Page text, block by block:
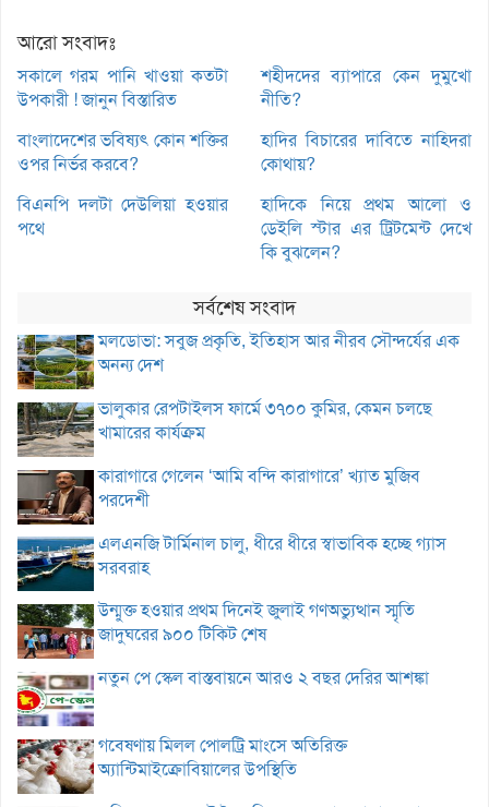
আরো সংবাদঃ
সকালে গরম পানি খাওয়া কতটা
উপকারী ! জানুন বিস্তারিত
শহীদদের ব্যাপারে কেন দুমুখো
নীতি?
বাংলাদেশের ভবিষ্যৎ কোন শক্তির
ওপর নির্ভর করবে?
হাদির বিচারের দাবিতে নাহিদরা
কোথায়?
বিএনপি দলটা দেউলিয়া হওয়ার
পথে
হাদিকে নিয়ে প্রথম আলো ও
ডেইলি স্টার এর ট্রিটমেন্ট দেখে
কি বুঝলেন?
সর্বশেষ সংবাদ
মলডোভা: সবুজ প্রকৃতি, ইতিহাস আর নীরব সৌন্দর্যের এক
অনন্য দেশ
ভালুকার রেপটাইলস ফার্মে ৩৭০০ কুমির, কেমন চলছে
খামারের কার্যক্রম
কারাগারে গেলেন ‘আমি বন্দি কারাগারে’ খ্যাত মুজিব
পরদেশী
এলএনজি টার্মিনাল চালু, ধীরে ধীরে স্বাভাবিক হচ্ছে গ্যাস
সরবরাহ
উন্মুক্ত হওয়ার প্রথম দিনেই জুলাই গণঅভ্যুত্থান স্মৃতি
জাদুঘরের ৯০০ টিকিট শেষ
নতুন পে স্কেল বাস্তবায়নে আরও ২ বছর দেরির আশঙ্কা
গবেষণায় মিলল পোলট্রি মাংসে অতিরিক্ত
অ্যান্টিমাইক্রোবিয়ালের উপস্থিতি